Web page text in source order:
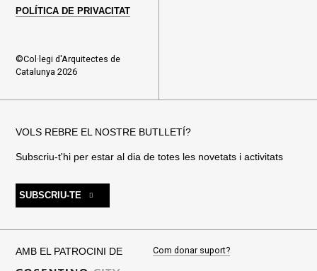
POLÍTICA DE PRIVACITAT
©Col·legi d'Arquitectes de
Catalunya 2026
VOLS REBRE EL NOSTRE BUTLLETÍ?
Subscriu-t'hi per estar al dia de totes les novetats i activitats
SUBSCRIU-TE
AMB EL PATROCINI DE Com donar suport?